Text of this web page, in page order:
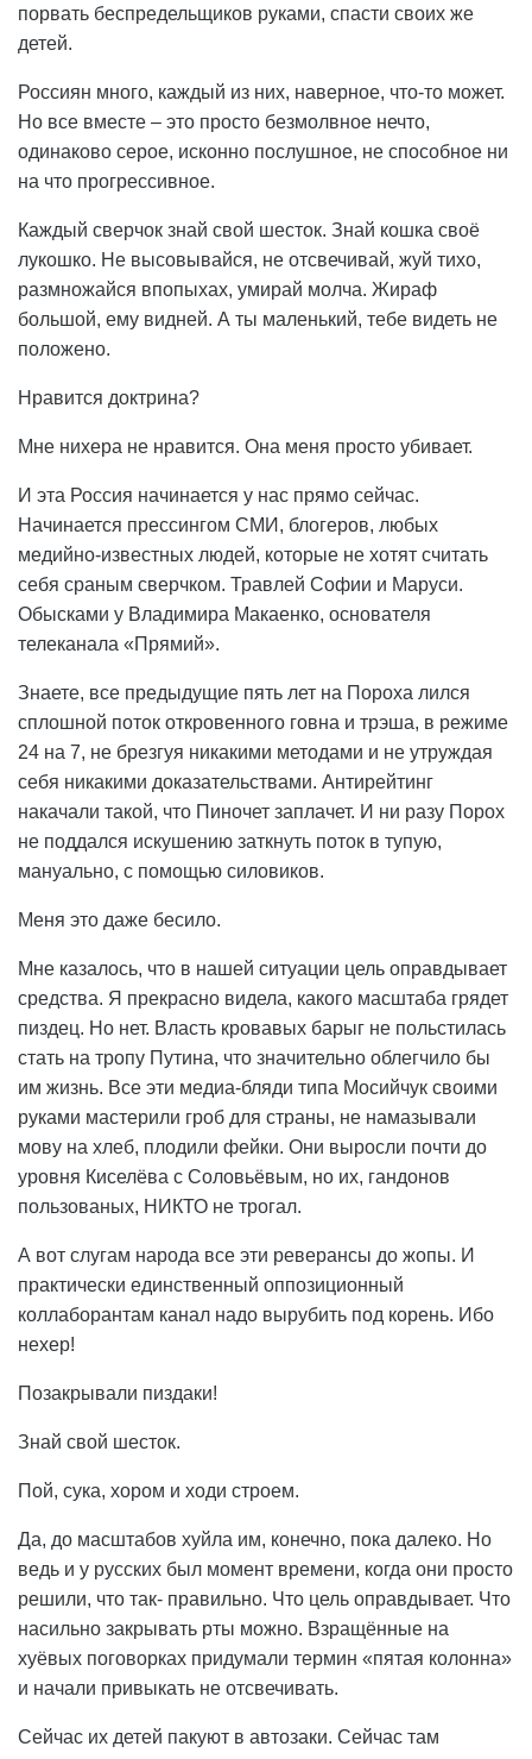
порвать беспредельщиков руками, спасти своих же
детей.
Россиян много, каждый из них, наверное, что-то может.
Но все вместе – это просто безмолвное нечто,
одинаково серое, исконно послушное, не способное ни
на что прогрессивное.
Каждый сверчок знай свой шесток. Знай кошка своё
лукошко. Не высовывайся, не отсвечивай, жуй тихо,
размножайся впопыхах, умирай молча. Жираф
большой, ему видней. А ты маленький, тебе видеть не
положено.
Нравится доктрина?
Мне нихера не нравится. Она меня просто убивает.
И эта Россия начинается у нас прямо сейчас.
Начинается прессингом СМИ, блогеров, любых
медийно-известных людей, которые не хотят считать
себя сраным сверчком. Травлей Софии и Маруси.
Обысками у Владимира Макаенко, основателя
телеканала «Прямий».
Знаете, все предыдущие пять лет на Пороха лился
сплошной поток откровенного говна и трэша, в режиме
24 на 7, не брезгуя никакими методами и не утруждая
себя никакими доказательствами. Антирейтинг
накачали такой, что Пиночет заплачет. И ни разу Порох
не поддался искушению заткнуть поток в тупую,
мануально, с помощью силовиков.
Меня это даже бесило.
Мне казалось, что в нашей ситуации цель оправдывает
средства. Я прекрасно видела, какого масштаба грядет
пиздец. Но нет. Власть кровавых барыг не польстилась
стать на тропу Путина, что значительно облегчило бы
им жизнь. Все эти медиа-бляди типа Мосийчук своими
руками мастерили гроб для страны, не намазывали
мову на хлеб, плодили фейки. Они выросли почти до
уровня Киселёва с Соловьёвым, но их, гандонов
пользованых, НИКТО не трогал.
А вот слугам народа все эти реверансы до жопы. И
практически единственный оппозиционный
коллаборантам канал надо вырубить под корень. Ибо
нехер!
Позакрывали пиздаки!
Знай свой шесток.
Пой, сука, хором и ходи строем.
Да, до масштабов хуйла им, конечно, пока далеко. Но
ведь и у русских был момент времени, когда они просто
решили, что так- правильно. Что цель оправдывает. Что
насильно закрывать рты можно. Взращённые на
хуёвых поговорках придумали термин «пятая колонна»
и начали привыкать не отсвечивать.
Сейчас их детей пакуют в автозаки. Сейчас там